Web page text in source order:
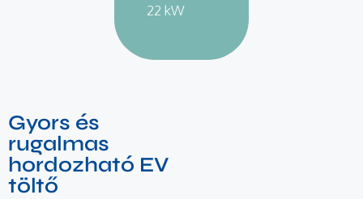
22 kW
Gyors és
rugalmas
hordozható EV
töltő